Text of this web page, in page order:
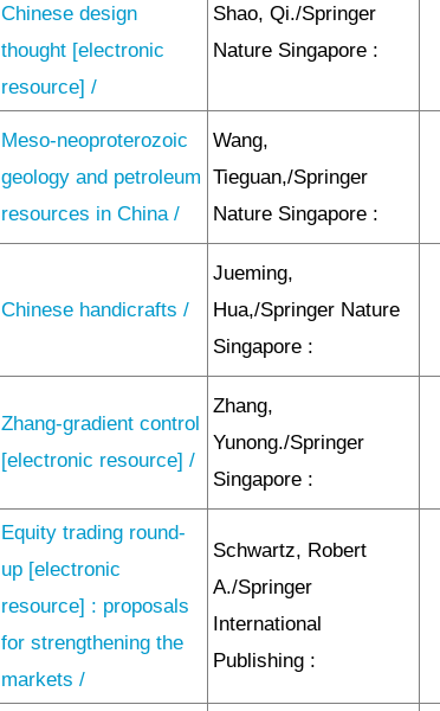
Chinese design
thought [electronic
resource] /
Shao, Qi./Springer
Nature Singapore :
Meso-neoproterozoic
geology and petroleum
resources in China /
Wang,
Tieguan,/Springer
Nature Singapore :
Chinese handicrafts /
Jueming,
Hua,/Springer Nature
Singapore :
Zhang-gradient control
[electronic resource] /
Zhang,
Yunong./Springer
Singapore :
Equity trading round-
up [electronic
resource] : proposals
for strengthening the
markets /
Schwartz, Robert
A./Springer
International
Publishing :